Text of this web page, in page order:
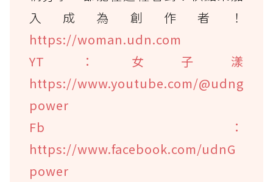
入成為創作者！
https://woman.udn.com
YT：女子漾
https://www.youtube.com/@udng
power
Fb：
https://www.facebook.com/udnG
power